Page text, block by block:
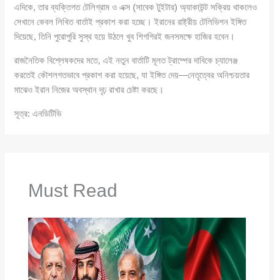
এদিকে, তার ব্যক্তিগত টেলিগ্রাম ও এক্স (সাবেক টুইটার) অ্যাকাউন্ট সক্রিয় থাকলেও
সেখানে কেবল লিখিত বার্তাই প্রকাশ করা হচ্ছে। ইরানের রাষ্ট্রীয় টেলিভিশন ইঙ্গিত
দিয়েছে, তিনি পুরোপুরি সুস্থ হয়ে উঠলে খুব শিগগিরই জনসমক্ষে হাজির হবেন।
রাজনৈতিক বিশ্লেষকদের মতে, এই নতুন বার্তাটি মূলত ট্রাম্পের দাবিকে চ্যালেঞ্জ
করতেই কৌশলগতভাবে প্রকাশ করা হয়েছে, যা ইঙ্গিত দেয়—নেতৃত্বের অনিশ্চয়তার
মাঝেও ইরান নিজের অবস্থান দৃঢ় রাখার চেষ্টা করছে।
সূত্র: এনডিটিভি
Must Read